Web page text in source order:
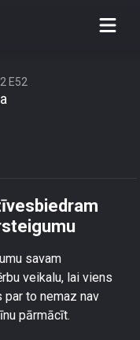
E52
savam
veikalu, lai viens
par to nemaz nav
pārmācīt.